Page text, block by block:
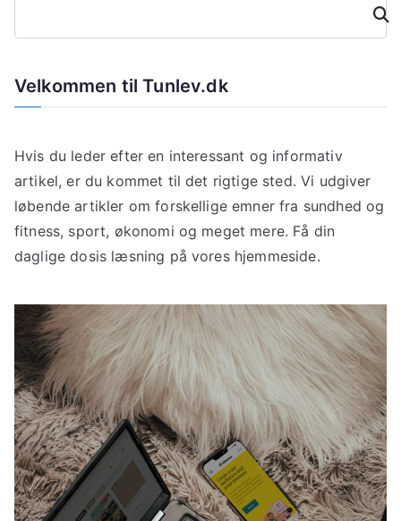
Søg
Velkommen til Tunlev.dk
Hvis du leder efter en interessant og informativ
artikel, er du kommet til det rigtige sted. Vi udgiver
løbende artikler om forskellige emner fra sundhed og
fitness, sport, økonomi og meget mere. Få din
daglige dosis læsning på vores hjemmeside.